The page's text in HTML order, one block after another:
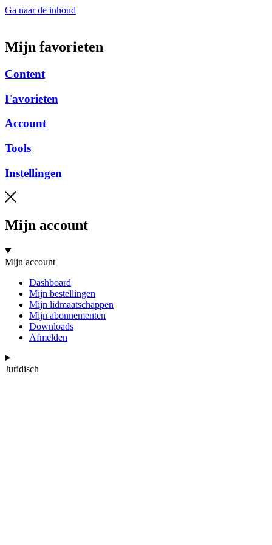
Ga naar de inhoud
Mijn favorieten
Content
Favorieten
Account
Tools
Instellingen
Mijn account
Mijn account
Dashboard
Mijn bestellingen
Mijn lidmaatschappen
Mijn abonnementen
Downloads
Afmelden
Juridisch